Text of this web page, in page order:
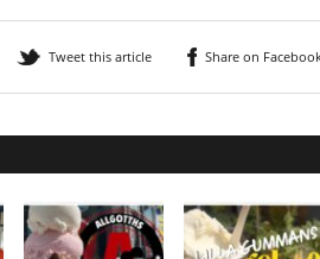
Tweet this article Share on